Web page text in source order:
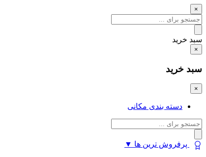
×
سبد خرید
×
سبد خرید
×
دسته بندی مکانی
پرفروش ترین ها ▼